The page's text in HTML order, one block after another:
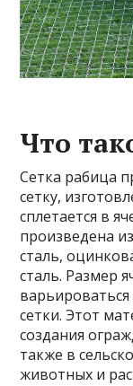
Что
Сетка рабица
сетку,
сплетается в
произведена
сталь,
сталь. Размер
сетки. Этот
создания
также в
животных и